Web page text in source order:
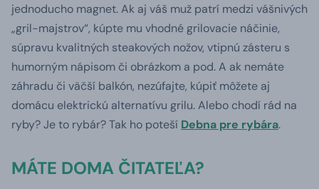
jednoducho magnet. Ak aj váš muž patrí medzi vášnivých
„gril-majstrov“, kúpte mu vhodné grilovacie náčinie,
súpravu kvalitných steakových nožov, vtipnú zásteru s
humorným nápisom či obrázkom a pod. A ak nemáte
záhradu či väčší balkón, nezúfajte, kúpiť môžete aj
domácu elektrickú alternatívu grilu. Alebo chodí rád na
ryby? Je to rybár? Tak ho poteší Debna pre rybára.
MÁTE DOMA ČITATEĽA?